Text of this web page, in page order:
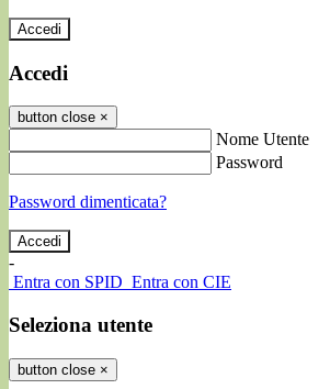
Accedi
Accedi
button close ×
Nome Utente
Password
Password dimenticata?
-
Entra con SPID Entra con CIE
Seleziona utente
button close ×